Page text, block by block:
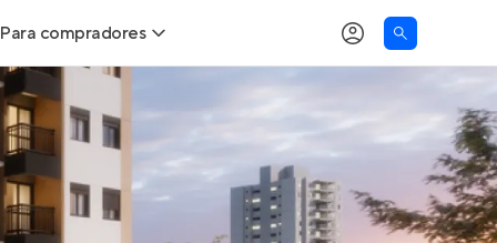
Para compradores
Buscar um imóvel novo
Calcule seu Poder de Compra
Comprar x Alugar